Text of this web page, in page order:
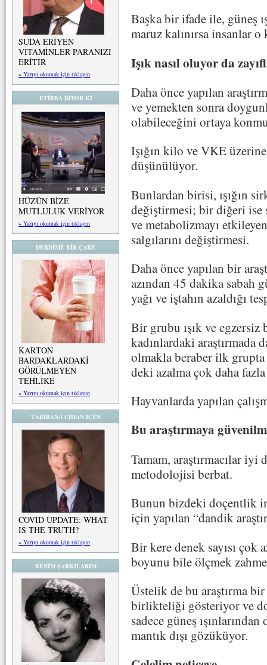
SUDA ERİYEN
VİTAMİNLER PARANIZI
ERİTİR
» Yazıyı okumak için tıklayın
ETİBBA DİYOR Kİ
HÜZÜN BİZE
MUTLULUK VERİYOR
» Yazıyı okumak için tıklayın
DERDİME BİR ÇARE
KARTON
BARDAKLARDAKİ
GÖRÜLMEYEN
TEHLİKE
» Yazıyı okumak için tıklayın
TABİBAN-I CİHAN İÇÜN
COVID UPDATE: WHAT
IS THE TRUTH?
» Yazıyı okumak için tıklayın
BENİM ŞARKILARIM
Başka bir ifade ile, güneş
maruz kalınırsa insanlar
Işık nasıl oluyor da
Daha önce yapılan
ve yemekten sonra
olabileceğini ortaya
Işığın kilo ve VKE
düşünülüyor.
Bunlardan birisi, ışığın
değiştirmesi; bir diğeri ise
ve metabolizmayı
salgılarını değiştirmesi.
Daha önce yapılan bir
azından 45 dakika sabah
yağı ve iştahın azaldığı
Bir grubu ışık ve egzersiz
kadınlardaki araştırmada
olmakla beraber ilk
deki azalma çok daha
Hayvanlarda yapılan
Bu araştırmaya
Tamam, araştırmacılar iyi
metodolojisi berbat.
Bunun bizdeki doçentlik
için yapılan “dandik
Bir kere denek sayısı
boyunu bile ölçmek
Üstelik de bu araştırma
birlikteliği gösteriyor ve
sadece güneş
mantık dışı gözüküyor.